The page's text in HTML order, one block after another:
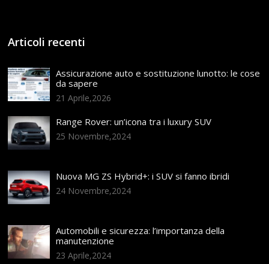
Articoli recenti
Assicurazione auto e sostituzione lunotto: le cose
da sapere
21 Aprile,2026
Range Rover: un’icona tra i luxury SUV
25 Novembre,2024
Nuova MG ZS Hybrid+: i SUV si fanno ibridi
24 Novembre,2024
Automobili e sicurezza: l’importanza della
manutenzione
23 Aprile,2024